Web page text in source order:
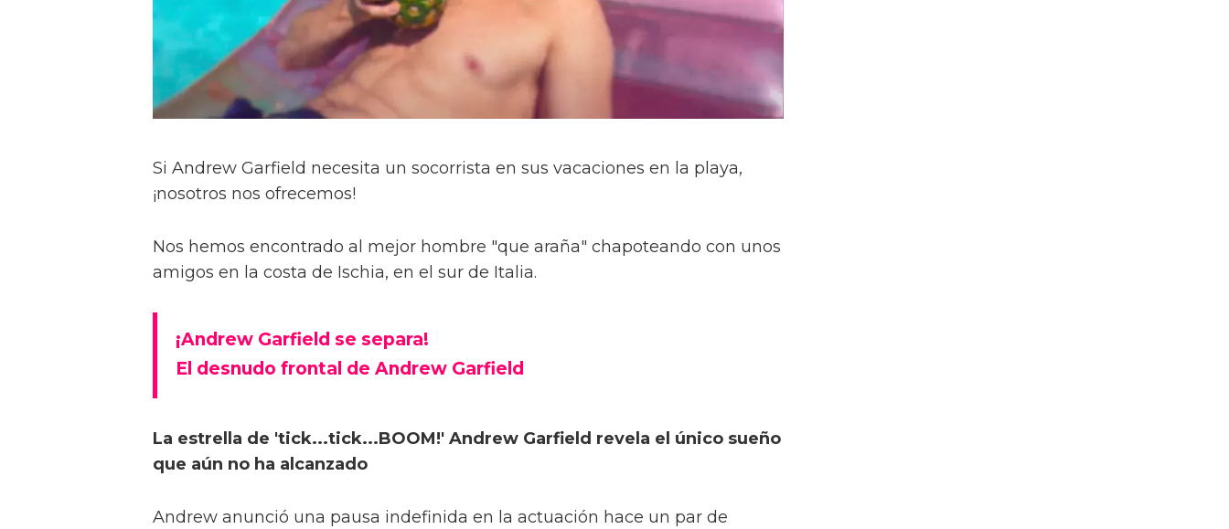
Si Andrew Garfield necesita un socorrista en sus vacaciones en la playa,
¡nosotros nos ofrecemos!
Nos hemos encontrado al mejor hombre "que araña" chapoteando con unos
amigos en la costa de Ischia, en el sur de Italia.
¡Andrew Garfield se separa!
El desnudo frontal de Andrew Garfield
La estrella de 'tick...tick...BOOM!' Andrew Garfield revela el único sueño
que aún no ha alcanzado
Andrew anunció una pausa indefinida en la actuación hace un par de